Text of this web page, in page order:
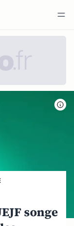
songe